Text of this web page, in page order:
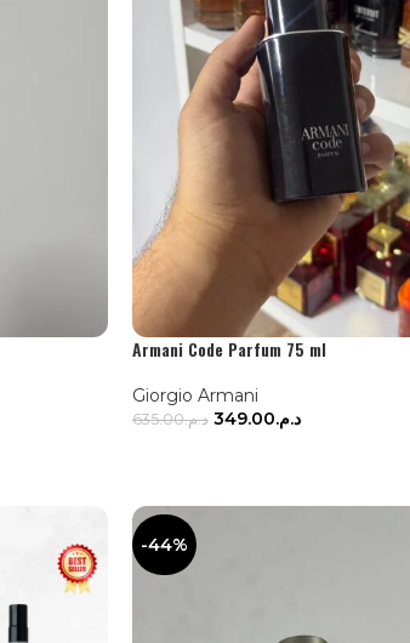
Armani Code Parfum 75 ml
Giorgio Armani
د.م.635.00 د.م.349.00
-44%